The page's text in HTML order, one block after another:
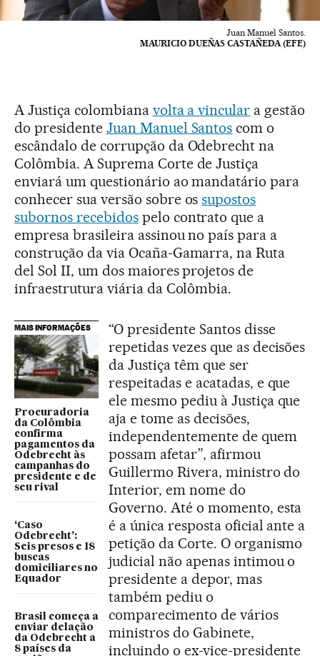
Juan Manuel Santos.
MAURICIO DUEÑAS CASTAÑEDA (EFE)
A Justiça colombiana volta a vincular a gestão
do presidente Juan Manuel Santos com o
escândalo de corrupção da Odebrecht na
Colômbia. A Suprema Corte de Justiça
enviará um questionário ao mandatário para
conhecer sua versão sobre ossupostos
subornos recebidospelo contrato que a
empresa brasileira assinou no país para a
construção da via Ocaña-Gamarra, na Ruta
del Sol II, um dos maiores projetos de
infraestrutura viária da Colômbia.
MAIS INFORMAÇÕES
Procuradoria
da Colômbia
confirma
pagamentos da
Odebrecht às
campanhas do
presidente e de
seu rival
‘Caso
Odebrecht’:
Seis presos e 18
buscas
domiciliares no
Equador
Brasil começa a
enviar delação
da Odebrecht a
8 países da
“O presidente Santos disse
repetidas vezes que as decisões
da Justiça têm que ser
respeitadas e acatadas, e que
ele mesmo pediu à Justiça que
aja e tome as decisões,
independentemente de quem
possam afetar”, afirmou
Guillermo Rivera, ministro do
Interior, em nome do
Governo. Até o momento, esta
é a única resposta oficial ante a
petição da Corte. O organismo
judicial não apenas intimou o
presidente a depor, mas
também pediu o
comparecimento de vários
ministros do Gabinete,
incluindo o ex-vice-presidente